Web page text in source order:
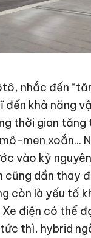
nhắc đến
đến khả năng
thời gian
men xoắn...
vào kỷ
cũng dần thay
còn là yếu tố
Xe điện có thể
thì, hybrid